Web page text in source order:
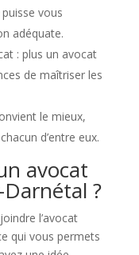
vous
adéquate.
: plus un avocat
de maîtriser les
le mieux,
d’entre eux.
avocat
Darnétal ?
l’avocat
qui vous permets